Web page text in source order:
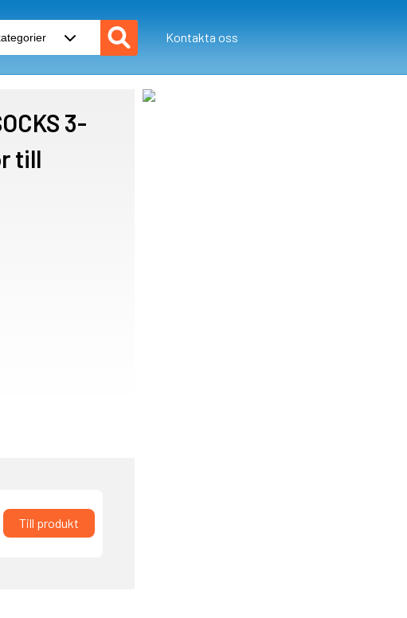
Kontakta oss
3-
till
Till produkt